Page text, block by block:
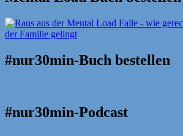
#nur30min-Buch bestellen
#nur30min-Podcast